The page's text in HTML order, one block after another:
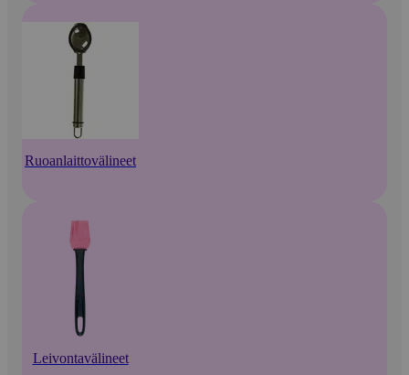
Ruoanlaittovälineet
Leivontavälineet